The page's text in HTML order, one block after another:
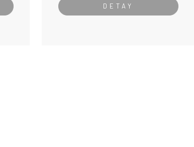
cfDNA) miktarını ölçen
DETAY